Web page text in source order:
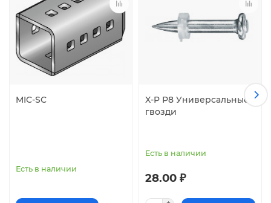
MIC-SC
Есть в наличии
X-P P8 Универсальные
гвозди
Есть в наличии
28.00 ₽